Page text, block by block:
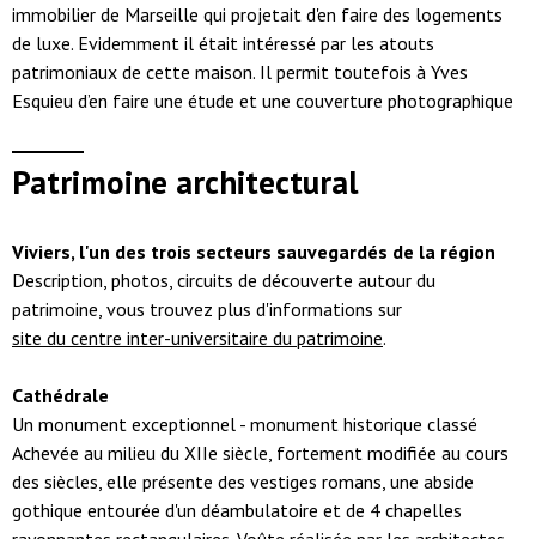
immobilier de Marseille qui projetait d'en faire des logements
de luxe. Evidemment il était intéressé par les atouts
patrimoniaux de cette maison. Il permit toutefois à Yves
Esquieu d’en faire une étude et une couverture photographique
Patrimoine architectural
Viviers, l'un des trois secteurs sauvegardés de la région
Description, photos, circuits de découverte autour du
patrimoine, vous trouvez plus d'informations sur
site du centre inter-universitaire du patrimoine.
Cathédrale
Un monument exceptionnel - monument historique classé
Achevée au milieu du XIIe siècle, fortement modifiée au cours
des siècles, elle présente des vestiges romans, une abside
gothique entourée d'un déambulatoire et de 4 chapelles